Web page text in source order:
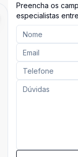
Cód:723256497
Preencha os
especialistas